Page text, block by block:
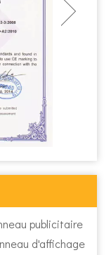
publicitaire
d'affichage